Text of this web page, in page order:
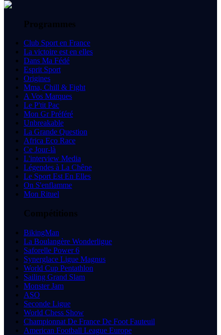
Programmes
Club Sport en France
La victoire est en elles
Dans Ma Fédé
Esprit Sport
Origines
Mma, Chill & Fight
A Vos Marques
Le P'tit Pac
Mon Gr Préféré
Unbreakable
La Grande Question
Africa Eco Race
Ce Jour-là
L'interview Media
Légendes à La Chêne
Le Sport Est En Elles
On S'enflamme
Mon Rituel
Compétitions
BikingMan
La Boulangère Wonderligue
Saforelle Power 6
Synerglace Ligue Magnus
World Cup Pentathlon
Sailing Grand Slam
Monster Jam
ASO
Seconde Ligue
World Chess Show
Championnat De France De Foot Fauteuil
American Football League Europe